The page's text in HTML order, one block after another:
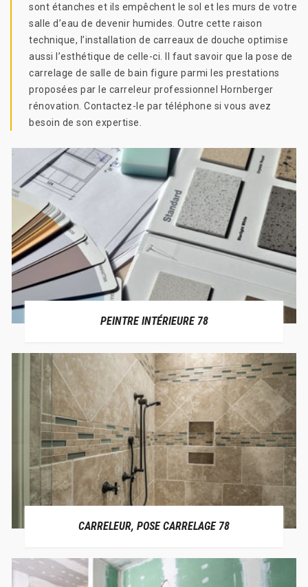
sont étanches et ils empêchent le sol et les murs de votre
salle d’eau de devenir humides. Outre cette raison
technique, l’installation de carreaux de douche optimise
aussi l’esthétique de celle-ci. Il faut savoir que la pose de
carrelage de salle de bain figure parmi les prestations
proposées par le carreleur professionnel Hornberger
rénovation. Contactez-le par téléphone si vous avez
besoin de son expertise.
PEINTRE INTÉRIEURE 78
CARRELEUR, POSE CARRELAGE 78